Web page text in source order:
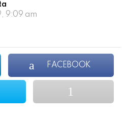
9:09 am
FACEBOOK